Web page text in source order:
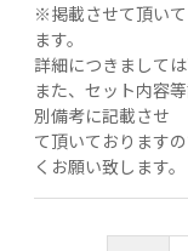
※掲載させて頂い
ます。
詳細につきまして
また、セット内容
別備考に記載させ
て頂いております
くお願い致します。